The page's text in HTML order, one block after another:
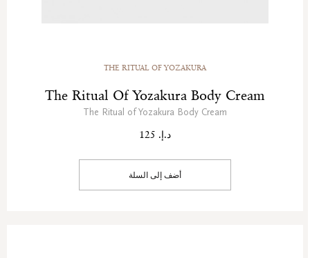
THE RITUAL OF YOZAKURA
The Ritual Of Yozakura Body Cream
The Ritual of Yozakura Body Cream
د.إ. 125
أضف إلى السلة